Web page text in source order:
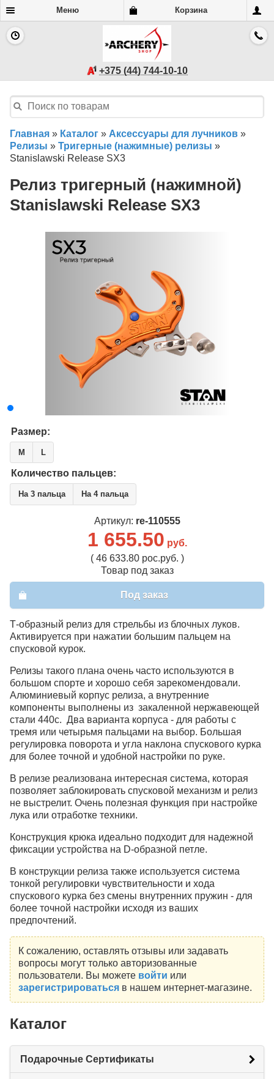
Меню Корзина
+375 (44) 744-10-10
Главная » Каталог » Аксессуары для лучников »
Релизы » Тригерные (нажимные) релизы »
Stanislawski Release SX3
Релиз тригерный (нажимной)
Stanislawski Release SX3
Размер:
M L
Количество пальцев:
На 3 пальца На 4 пальца
Артикул: re-110555
1 655.50 руб.
( 46 633.80 рос.руб. )
Товар под заказ
Под заказ
Т-образный релиз для стрельбы из блочных луков.
Активируется при нажатии большим пальцем на
спусковой курок.
Релизы такого плана очень часто используются в
большом спорте и хорошо себя зарекомендовали.
Алюминиевый корпус релиза, а внутренние
компоненты выполнены из закаленной нержавеющей
стали 440с. Два варианта корпуса - для работы с
тремя или четырьмя пальцами на выбор. Большая
регулировка поворота и угла наклона спускового курка
для более точной и удобной настройки по руке.
В релизе реализована интересная система, которая
позволяет заблокировать спусковой механизм и релиз
не выстрелит. Очень полезная функция при настройке
лука или отработке техники.
Конструкция крюка идеально подходит для надежной
фиксации устройства на D-образной петле.
В конструкции релиза также используется система
тонкой регулировки чувствительности и хода
спускового курка без смены внутренних пружин - для
более точной настройки исходя из ваших
предпочтений.
К сожалению, оставлять отзывы или задавать
вопросы могут только авторизованные
пользователи. Вы можете войти или
зарегистрироватьсяв нашем интернет-магазине.
Каталог
Подарочные Сертификаты